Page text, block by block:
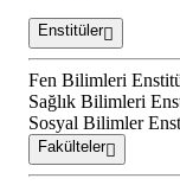
Enstitüler
Fen Bilimleri
Sağlık Bilimleri
Sosyal Bilimler
Fakülteler